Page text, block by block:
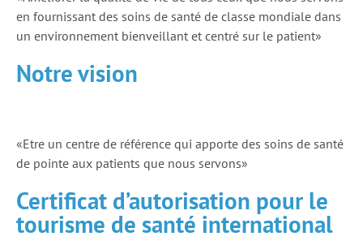
en fournissant des soins de santé de classe mondiale dans
un environnement bienveillant et centré sur le patient»
Notre vision
«Etre un centre de référence qui apporte des soins de santé
de pointe aux patients que nous servons»
Certificat d’autorisation pour le
tourisme de santé international